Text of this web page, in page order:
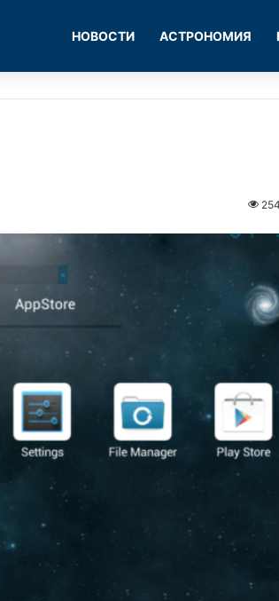
НОВОСТИ АСТРОНОМИЯ